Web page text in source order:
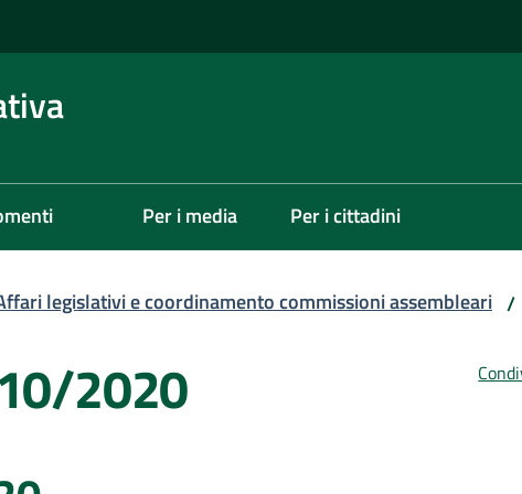
Per i media Per i cittadini
legislativi e coordinamento commissioni assembleari /
2020